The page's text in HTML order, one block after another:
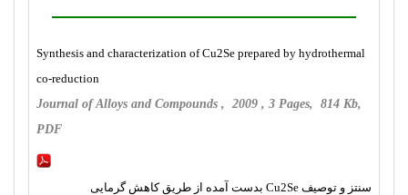
Synthesis and characterization of Cu2Se prepared by hydrothermal
co-reduction
Journal of Alloys and Compounds , 2009 , 3 Pages, 814 Kb,
PDF
سنتز و توصیف Cu2Se بدست آمده از طریق کاهش گرمایی